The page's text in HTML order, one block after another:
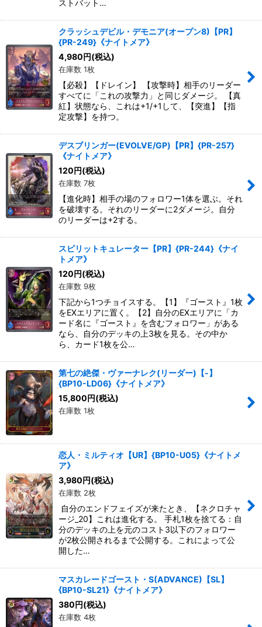
ストバット…
クラッシュデビル・デモニア(オープン8)【PR】
{PR-249}《ナイトメア》
4,980円(税込)
在庫数 1枚
【必殺】【ドレイン】 【攻撃時】相手のリーダー
すべてに「これの攻撃力」と同じダメージ。 【真
紅】状態なら、これは+1/+1して、【突進】【指
定攻撃】を持つ。
デスブリンガー(EVOLVE/GP)【PR】{PR-257}
《ナイトメア》
120円(税込)
在庫数 7枚
【進化時】相手の場のフォロワー1体を選ぶ。それ
を破壊する。それのリーダーに2ダメージ。自分
のリーダーは+2する。
スピリットキュレーター【PR】{PR-244}《ナイ
トメア》
120円(税込)
在庫数 9枚
下記から1つチョイスする。【1】『ゴースト』1枚
をEXエリアに置く。【2】自分のEXエリアに「カ
ード名に『ゴースト』を含むフォロワー」がある
なら、自分のデッキの上3枚を見る。その中か
ら、カード1枚を公…
第七の絶傑・ヴァーナレク(リーダー)【-】
{BP10-LD06}《ナイトメア》
15,800円(税込)
在庫数 1枚
恋人・ミルティオ【UR】{BP10-U05}《ナイトメ
ア》
3,980円(税込)
在庫数 2枚
自分のエンドフェイズが来たとき、【ネクロチャ
ージ_20】これは進化する。 手札1枚を捨てる：自
分のデッキの上を元のコスト3以下のフォロワー
が2枚公開されるまで公開する。これによって公
開した…
マスカレードゴースト・S(ADVANCE)【SL】
{BP10-SL21}《ナイトメア》
380円(税込)
在庫数 4枚